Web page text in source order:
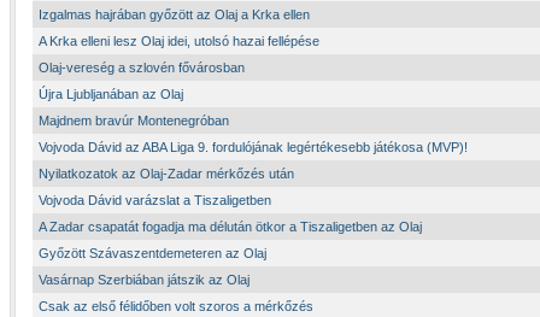
Izgalmas hajrában győzött az Olaj a Krka ellen
A Krka elleni lesz Olaj idei, utolsó hazai fellépése
Olaj-vereség a szlovén fővárosban
Újra Ljubljanában az Olaj
Majdnem bravúr Montenegróban
Vojvoda Dávid az ABA Liga 9. fordulójának legértékesebb játékosa (MVP)!
Nyilatkozatok az Olaj-Zadar mérkőzés után
Vojvoda Dávid varázslat a Tiszaligetben
A Zadar csapatát fogadja ma délután ötkor a Tiszaligetben az Olaj
Győzött Szávaszentdemeteren az Olaj
Vasárnap Szerbiában játszik az Olaj
Csak az első félidőben volt szoros a mérkőzés